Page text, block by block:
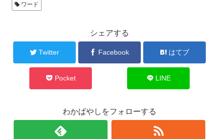
ワード
シェアする
Twitter Facebook はてブ
Pocket LINE
わかばやしをフォローする